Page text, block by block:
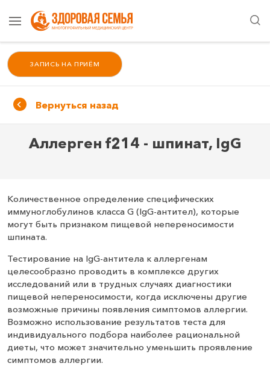
ЗАПИСЬ НА ПРИЁМ
Вернуться назад
Аллерген f214 - шпинат, IgG
Количественное определение специфических
иммуноглобулинов класса G (IgG-антител), которые
могут быть признаком пищевой непереносимости
шпината.
Тестирование на IgG-антитела к аллергенам
целесообразно проводить в комплексе других
исследований или в трудных случаях диагностики
пищевой непереносимости, когда исключены другие
возможные причины появления симптомов аллергии.
Возможно использование результатов теста для
индивидуального подбора наиболее рациональной
диеты, что может значительно уменьшить проявление
симптомов аллергии.